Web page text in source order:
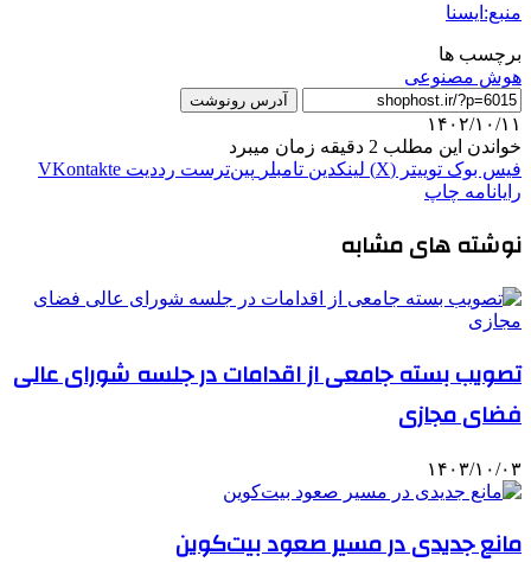
منبع:ایسنا
برچسب ها
هوش مصنوعی
آدرس رونوشت
۱۴۰۲/۱۰/۱۱
خواندن این مطلب 2 دقیقه زمان میبرد
فیس بوک توییتر (X) لینکدین ‫تامبلر ‫پین‌ترست ‫رددیت ‫VKontakte
رایانامه چاپ
نوشته های مشابه
تصویب بسته جامعی از اقدامات در جلسه شورای عالی
فضای مجازی
۱۴۰۳/۱۰/۰۳
مانع جدیدی در مسیر صعود بیت‌کوین